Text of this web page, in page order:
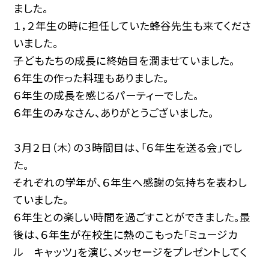
ました。
１，２年生の時に担任していた蜂谷先生も来てくださ
いました。
子どもたちの成長に終始目を潤ませていました。
６年生の作った料理もありました。
６年生の成長を感じるパーティーでした。
６年生のみなさん、ありがとうございました。
３月２日（木）の３時間目は、「６年生を送る会」でし
た。
それぞれの学年が、６年生へ感謝の気持ちを表わし
ていました。
６年生との楽しい時間を過ごすことができました。最
後は、６年生が在校生に熱のこもった「ミュージカ
ル キャッツ」を演じ、メッセージをプレゼントしてく